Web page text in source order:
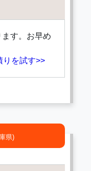
す。お早め
りを試す>>
県)